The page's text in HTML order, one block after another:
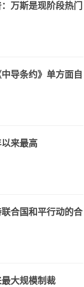
万斯是现阶段热门
导条约》单方面自
来最高
合国和平行动的合
大规模制裁